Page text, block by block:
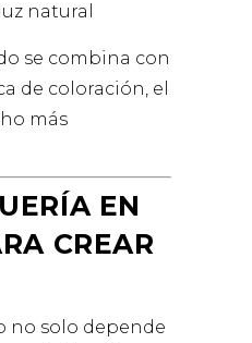
natural
se combina con
de coloración, el
más
EN
CREAR
no solo depende